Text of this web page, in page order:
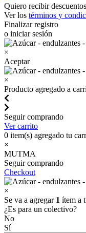
Quiero recibir
Ver los términos y
Finalizar registro
o iniciar sesión
×
Aceptar
×
Producto agregado a
Seguir comprando
Ver carrito
0 item(s) agregado tu
×
MUTMA
Seguir comprando
Checkout
×
Se va a agregar 1 ítem a
¿Es para un colectivo?
No
Sí